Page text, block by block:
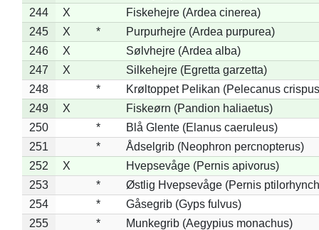
244
X
Fiskehejre (Ardea cinerea)
245
X *
Purpurhejre (Ardea purpurea)
246
X
Sølvhejre (Ardea alba)
247
X
Silkehejre (Egretta garzetta)
248
*
Krøltoppet Pelikan (Pelecanus
249
X
Fiskeørn (Pandion haliaetus)
250
*
Blå Glente (Elanus caeruleus)
251
*
Ådselgrib (Neophron percnopterus)
252
X
Hvepsevåge (Pernis apivorus)
253
*
Østlig Hvepsevåge (Pernis
254
*
Gåsegrib (Gyps fulvus)
255
*
Munkegrib (Aegypius monachus)